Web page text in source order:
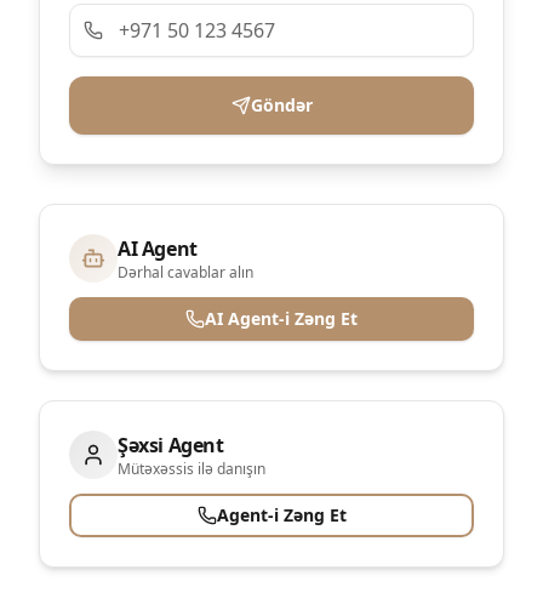
Göndər
AI Agent
Dərhal cavablar alın
AI Agent-i Zəng Et
Şəxsi Agent
Mütəxəssis ilə danışın
Agent-i Zəng Et